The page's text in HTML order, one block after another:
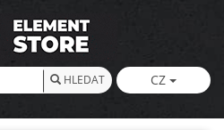
HLEDAT CZ